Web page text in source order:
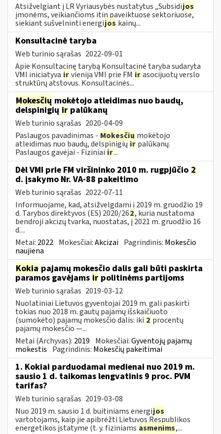
Atsižvelgiant į LR Vyriausybės nustatytus „Subsidijos
įmonėms, veikiančioms itin paveiktuose sektoriuose,
siekiant sušvelninti energijos kainų...
Konsultacinė taryba
Web turinio sąrašas 2022-09-01
Apie Konsultacinę tarybą Konsultacinė taryba sudaryta
VMI iniciatyva irvienija VMI prie FM irasocijuotų verslo
struktūrų atstovus. Konsultacinės...
Mokesčių mokėtojo atleidimas nuo baudų,
delspinigių ir palūkanų
Web turinio sąrašas 2020-04-09
Paslaugos pavadinimas - Mokesčių mokėtojo
atleidimas nuo baudų, delspinigiųir palūkanų.
Paslaugos gavėjai - Fiziniai ir...
Dėl VMI prie FM viršininko 2010 m. rugpjūčio 2
d. įsakymo Nr. VA-88 pakeitimo
Web turinio sąrašas 2022-07-11
Informuojame, kad, atsižvelgdami į 2019 m. gruodžio 19
d. Tarybos direktyvos (ES) 2020/262, kuria nustatoma
bendroji akcizų tvarka, nuostatas, į 2021 m. gruodžio 16
d....
Metai: 2022 Mokesčiai:Akcizai Pagrindinis: Mokesčio
naujiena
Kokia pajamų mokesčio dalis gali būti paskirta
paramos gavėjams ir politinėms partijoms
Web turinio sąrašas 2019-03-12
Nuolatiniai Lietuvos gyventojai 2019 m. gali paskirti
tokias nuo 2018 m. gautų pajamų išskaičiuoto
(sumokėto) pajamų mokesčio dalis: iki 2 procentų
pajamų mokesčio —...
Metai (Archyvas): 2019 Mokesčiai:Gyventojų pajamų
mokestis Pagrindinis: Mokesčių pakeitimai
1. Kokiai parduodamai medienai nuo 2019 m.
sausio 1 d. taikomas lengvatinis 9 proc. PVM
tarifas?
Web turinio sąrašas 2019-03-08
Nuo 2019 m. sausio 1 d. buitiniams energijos
vartotojams, kaip jie apibrėžti Lietuvos Respublikos
energetikos įstatyme (t. y. fiziniams asmenims,...